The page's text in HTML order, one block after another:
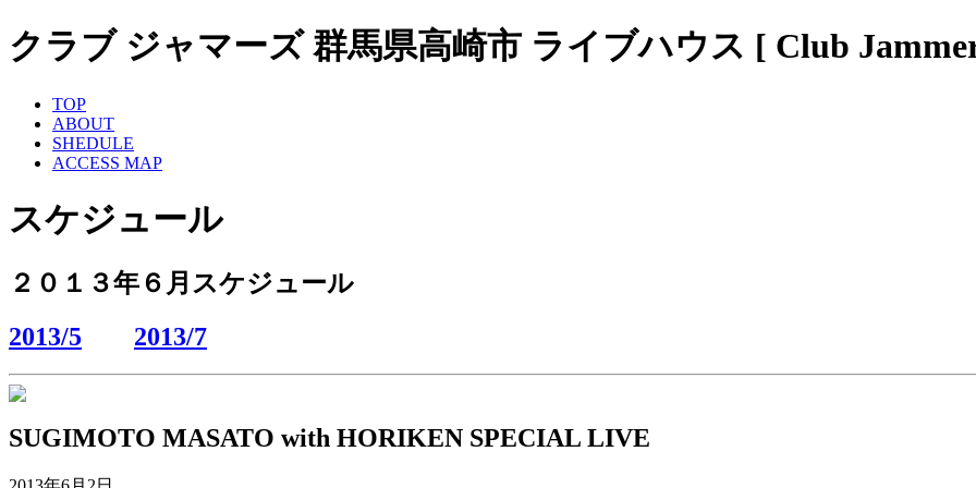
クラブ ジャマーズ 群馬県高崎市 ライブハウス [ Club
TOP
ABOUT
SHEDULE
ACCESS MAP
スケジュール
２０１３年６月スケジュール
2013/5
2013/7
SUGIMOTO MASATO with HORIKEN SPECIAL LIVE